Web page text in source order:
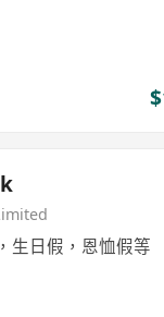
生日假，恩恤假等